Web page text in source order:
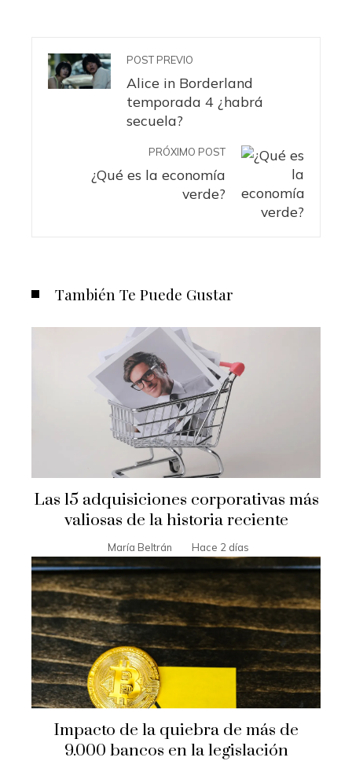
POST PREVIO
Alice in Borderland
temporada 4 ¿habrá
secuela?
PRÓXIMO POST
¿Qué es la economía
verde?
También Te Puede Gustar
Las 15 adquisiciones corporativas más
valiosas de la historia reciente
María Beltrán Hace 2 días
Impacto de la quiebra de más de
9.000 bancos en la legislación